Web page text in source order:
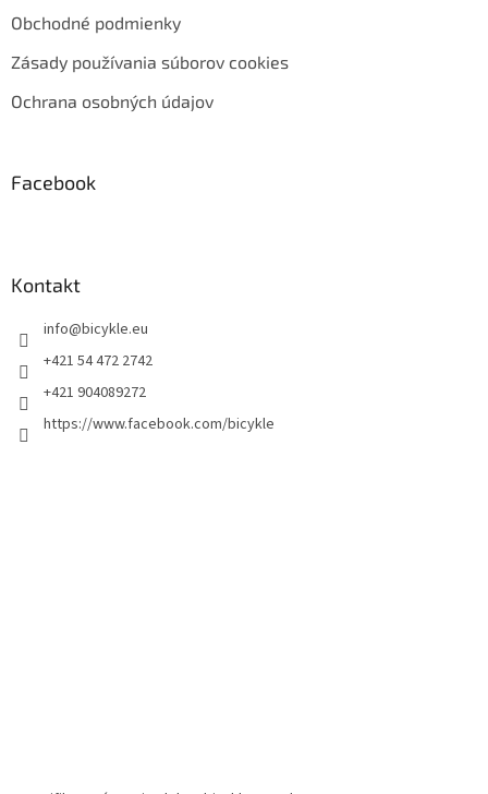
Obchodné podmienky
Zásady používania súborov cookies
Ochrana osobných údajov
Facebook
Kontakt
info@bicykle.eu
+421 54 472 2742
+421 904089272
https://www.facebook.com/bicykle